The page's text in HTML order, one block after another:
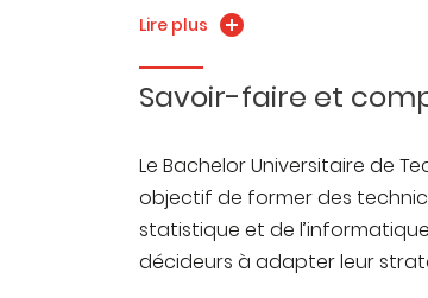
production de restitutions
tableaux de bords adaptés et
Lire plus
Savoir-faire et
Le Bachelor Universitaire de
objectif de former des
statistique et de
décideurs à adapter leur